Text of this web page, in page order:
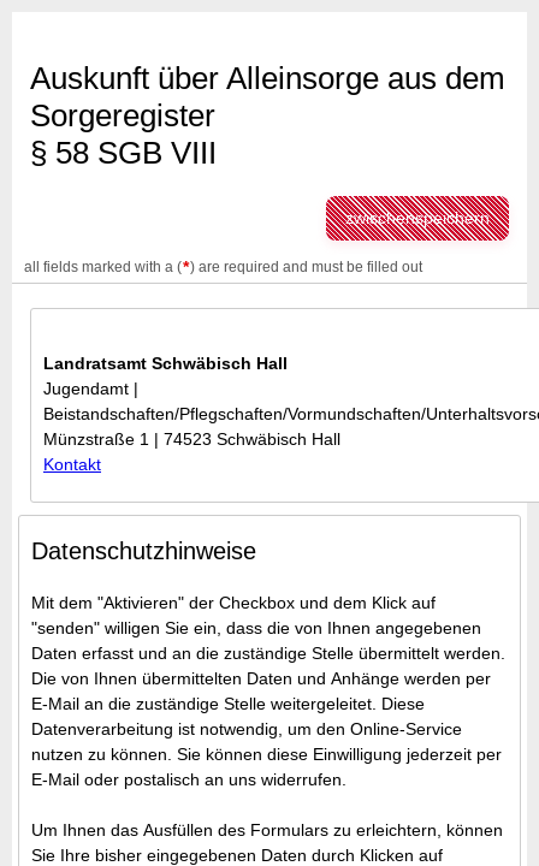
Auskunft über Alleinsorge aus dem
Sorgeregister
§ 58 SGB VIII
zwischenspeichern
all fields marked with a (*) are required and must be filled out
Landratsamt Schwäbisch Hall
Jugendamt |
Beistandschaften/Pflegschaften/Vormundschaften/
Münzstraße 1 | 74523 Schwäbisch Hall
Kontakt
Datenschutzhinweise
Mit dem "Aktivieren" der Checkbox und dem Klick auf
"senden" willigen Sie ein, dass die von Ihnen angegebenen
Daten erfasst und an die zuständige Stelle übermittelt werden.
Die von Ihnen übermittelten Daten und Anhänge werden per
E-Mail an die zuständige Stelle weitergeleitet. Diese
Datenverarbeitung ist notwendig, um den Online-Service
nutzen zu können. Sie können diese Einwilligung jederzeit per
E-Mail oder postalisch an uns widerrufen.
Um Ihnen das Ausfüllen des Formulars zu erleichtern, können
Sie Ihre bisher eingegebenen Daten durch Klicken auf